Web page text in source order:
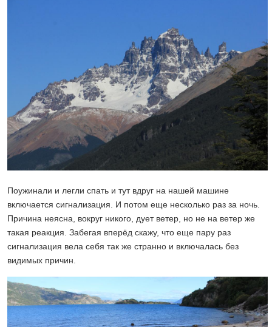
Поужинали и легли спать и тут вдруг на нашей машине
включается сигнализация. И потом еще несколько раз за ночь.
Причина неясна, вокруг никого, дует ветер, но не на ветер же
такая реакция. Забегая вперёд скажу, что еще пару раз
сигнализация вела себя так же странно и включалась без
видимых причин.